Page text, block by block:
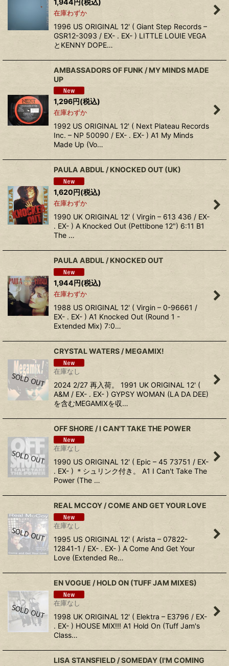
在庫わずか
1996 US ORIGINAL 12' ( Giant Step Records –
GSR12-3093 / EX- . EX- ) LITTLE LOUIE VEGA
とKENNY DOPE…
AMBASSADORS OF FUNK / MY MINDS MADE
UP
1,296円(税込)
在庫わずか
1992 US ORIGINAL 12' ( Next Plateau Records
Inc. – NP 50090 / EX- . EX- ) A1 My Minds
Made Up (Vo…
PAULA ABDUL / KNOCKED OUT (UK)
1,620円(税込)
在庫わずか
1990 UK ORIGINAL 12' ( Virgin – 613 436 / EX-
. EX- ) A Knocked Out (Pettibone 12") 6:11 B1
The …
PAULA ABDUL / KNOCKED OUT
1,944円(税込)
在庫わずか
1988 US ORIGINAL 12' ( Virgin – 0-96661 /
EX- . EX- ) A1 Knocked Out (Round 1 -
Extended Mix) 7:0…
CRYSTAL WATERS / MEGAMIX!
在庫なし
2024 2/27 再入荷。 1991 UK ORIGINAL 12' (
A&M / EX- . EX- ) GYPSY WOMAN (LA DA DEE)
を含むMEGAMIXを収…
OFF SHORE / I CAN'T TAKE THE POWER
在庫なし
1990 US ORIGINAL 12' ( Epic – 45 73751 / EX-
. EX- ) ＊シュリンク付き。 A1 I Can't Take The
Power (The …
REAL MCCOY / COME AND GET YOUR LOVE
在庫なし
1995 US ORIGINAL 12' ( Arista – 07822-
12841-1 / EX- . EX- ) A Come And Get Your
Love (Extended Re…
EN VOGUE / HOLD ON (TUFF JAM MIXES)
在庫なし
1998 UK ORIGINAL 12' ( Elektra – E3796 / EX-
. EX- ) HOUSE MIX!!! A1 Hold On (Tuff Jam's
Class…
LISA STANSFIELD / SOMEDAY (I'M COMING